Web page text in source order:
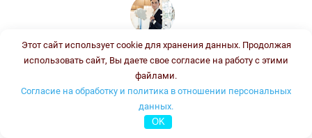
Хунагов
Темиркан Асланович
Биолог (после ПП и ПК - Биолог клинической лабораторной
диагностики)
Стаж:
Этот сайт использует cookie для хранения данных. Продолжая
использовать сайт, Вы даете свое согласие на работу с этими
файлами.
Согласие на обработку и политика в отношении персональных
данных.
OK